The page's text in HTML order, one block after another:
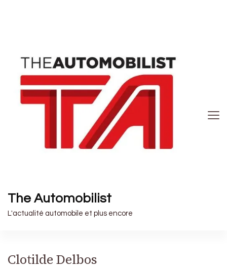
The Automobilist
L'actualité automobile et plus encore
Clotilde Delbos